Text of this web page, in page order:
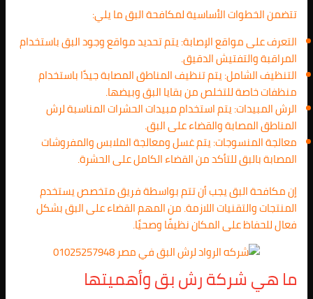
تتضمن الخطوات الأساسية لمكافحة البق ما يلي:
التعرف على مواقع الإصابة: يتم تحديد مواقع وجود البق باستخدام
المراقبة والتفتيش الدقيق.
التنظيف الشامل: يتم تنظيف المناطق المصابة جيدًا باستخدام
منظفات خاصة للتخلص من بقايا البق وبيضها.
الرش المبيدات: يتم استخدام مبيدات الحشرات المناسبة لرش
المناطق المصابة والقضاء على البق.
معالجة المنسوجات: يتم غسل ومعالجة الملابس والمفروشات
المصابة بالبق للتأكد من القضاء الكامل على الحشرة.
إن مكافحة البق يجب أن تتم بواسطة فريق متخصص يستخدم
المنتجات والتقنيات اللازمة. من المهم القضاء على البق بشكل
فعال للحفاظ على المكان نظيفًا وصحيًا.
ما هي شركة رش بق وأهميتها